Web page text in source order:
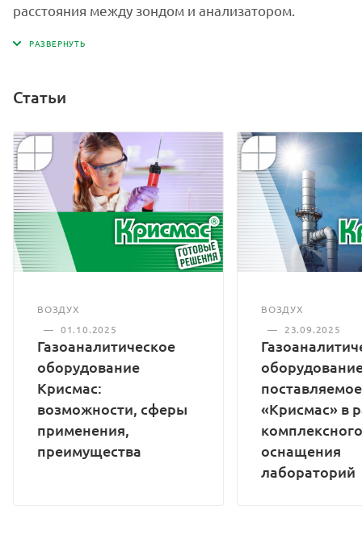
расстояния между зондом и анализатором.
Статьи
ВОЗДУХ
— 01.10.2025
Газоаналитическое
оборудование
Крисмас:
возможности, сферы
применения,
преимущества
ВОЗДУХ
—
23.09.2025
«Крисмас» в
комплексного
оснащения
лабораторий